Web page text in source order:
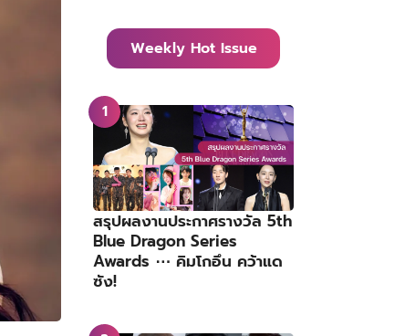
Weekly Hot Issue
สรุปผลงานประกาศรางวัล 5th
Blue Dragon Series
Awards ⋯ คิมโกอึน คว้าแด
ซัง!